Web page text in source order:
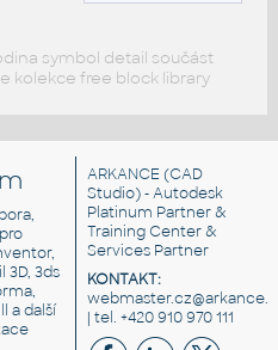
symbol detail součást
kolekce free block library
3D, 3ds
a další
ARKANCE (CAD
Studio) - Autodesk
Platinum Partner &
Training Center &
Services Partner
KONTAKT:
| tel. +420 910 970 111